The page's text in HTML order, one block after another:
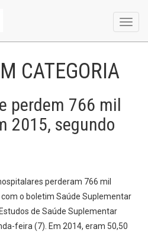
CATEGORIA
perdem 766 mil
2015, segundo
perderam 766 mil
o boletim Saúde Suplementar
de Saúde Suplementar
feira (7). Em 2014, eram 50,50